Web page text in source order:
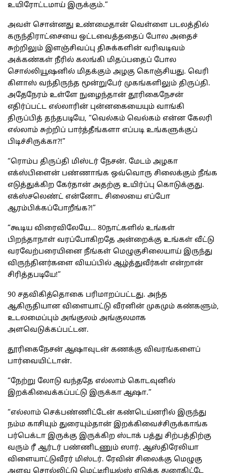
உயிரோட்டமாய் இருக்கும்.”
அவள் சொன்னது உண்மைதான் வெள்ளை படலத்தில்
கருந்திராட்சையை ஒட்டவைத்ததைப் போல அதைச்
சுற்றிலும் இளஞ்சிவப்பு திசுக்களின் வரிவடிவம்
அக்கண்கள் நீரில் கலங்கி மிதப்பதைப் போல
சொல்லியூஷனில் மிதக்கும் அழகு கொஞ்சியது. வெரி
கிளாஸ் வந்திருந்த மூன்றுபேர் முகங்களிலும் திருப்தி.
அதேநேரம் உள்ளே நுழைந்தான் தூரிகைநேசன்
எதிர்ப்பட்ட எல்லாரின் புன்னகையையும் வாங்கி
திருப்பித் தந்தபடியே, “வெல்கம் வெல்கம் என்ன கேலரி
எல்லாம் சுற்றிப் பார்த்தீங்களா எப்படி உங்களுக்குப்
பிடிச்சிருக்கா?!”
“ரொம்ப திருப்தி மிஸ்டர் நேசன். மேடம் அழகா
எக்ஸ்பிளைன் பண்ணாங்க ஒவ்வொரு சிலைக்கும் நீங்க
எடுத்துக்கிற கேர்தான் அதற்கு உயிர்ப்பு கொடுக்குது.
எக்ஸ்சலெண்ட் என்னோட சிலையை எப்போ
ஆரம்பிக்கப்போறீங்க?!”
“கூடிய விரைவிலேயே… 80நாட்களில் உங்கள்
பிறந்தாநாள் வரப்போகிறதே அன்றைக்கு உங்கள் வீட்டு
வரவேற்பரையினை நீங்கள் மெழுகுசிலையாய் இருந்து
விருந்தினர்களை வியப்பில் ஆழ்த்துவீர்கள் என்றான்
சிரித்தபடியே!”
90 சதவிகித்தொகை பரிமாறப்பட்டது. அந்த
ஆகிருதியான விளையாட்டு வீரனின் முகமும் கண்களும்,
உடலமைப்பும் அங்குலம் அங்குலமாக
அளவெடுக்கப்பட்டன.
தூரிகைநேசன் ஆஷாவுடன் கணக்கு விவரங்களைப்
பார்வையிட்டான்.
“நேற்று லோடு வந்ததே எல்லாம் கொடவுனில்
இறக்கிவைக்கப்பட்டு இருக்கா ஆஷா.”
“எல்லாம் செக்பண்ணிட்டேன் கண்டெய்னரில் இருந்து
நம்ம காசியும் துரையும்தான் இறக்கிவைச்சிருக்காங்க
பர்பெக்டா இருக்கு இருக்கிற ஸ்டாக் பத்து சிற்பத்திற்கு
வரும் ரீ ஆர்டர் பண்ணிடணும் ஸார். ஆஸ்திரேலியா
விளையாட்டுவீரர் மிஸ்டர். ரேவின் சிலைக்கு மெழுகு
அளவு சொல்லிட்டு மெட்டீரியல்ஸ் எடுக்க துரைகிட்டே